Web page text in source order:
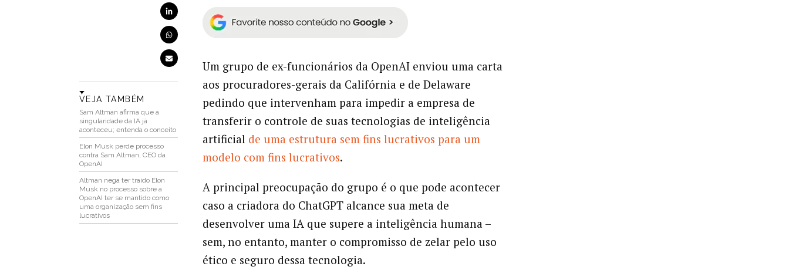
VEJA TAMBÉM
Sam Altman afirma que a
singularidade da IA já
aconteceu; entenda o conceito
Elon Musk perde processo
contra Sam Altman, CEO da
OpenAI
Altman nega ter traído Elon
Musk no processo sobre a
OpenAI ter se mantido como
uma organização sem fins
lucrativos
Um grupo de ex-funcionários da OpenAI enviou uma carta
aos procuradores-gerais da Califórnia e de Delaware
pedindo que intervenham para impedir a empresa de
transferir o controle de suas tecnologias de inteligência
artificial de uma estrutura sem fins lucrativos para um
modelo com fins lucrativos.
A principal preocupação do grupo é o que pode acontecer
caso a criadora do ChatGPT alcance sua meta de
desenvolver uma IA que supere a inteligência humana –
sem, no entanto, manter o compromisso de zelar pelo uso
ético e seguro dessa tecnologia.